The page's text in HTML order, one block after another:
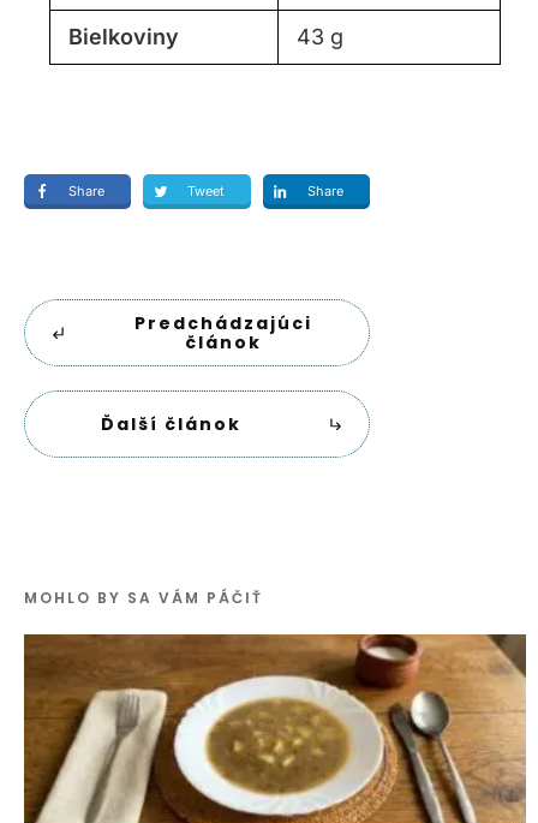
Bielkoviny 43 g
Share Tweet Share
Predchádzajúci
článok
Ďalší článok
MOHLO BY SA VÁM PÁČIŤ